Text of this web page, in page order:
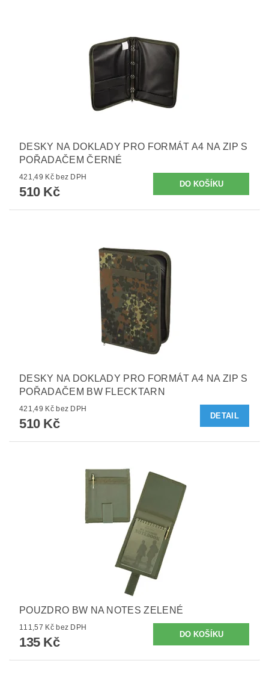
DESKY NA DOKLADY PRO FORMÁT A4 NA ZIP S
POŘADAČEM ČERNÉ
421,49 Kč bez DPH
510 Kč
DESKY NA DOKLADY PRO FORMÁT A4 NA ZIP S
POŘADAČEM BW FLECKTARN
421,49 Kč bez DPH
510 Kč
DETAIL
POUZDRO BW NA NOTES ZELENÉ
111,57 Kč bez DPH
135 Kč